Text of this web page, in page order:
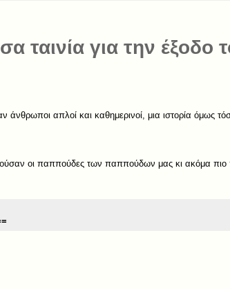
ταινία για την έξοδο
άνθρωποι απλοί και καθημερινοί, μια ιστορία όμως
οι παππούδες των παππούδων μας κι ακόμα πιο